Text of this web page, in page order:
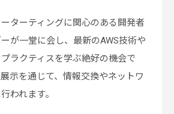
ターティングに関心のある開発者
が一堂に会し、最新のAWS技術や
ラクティスを学ぶ絶好の機会で
示を通じて、情報交換やネットワ
われます。